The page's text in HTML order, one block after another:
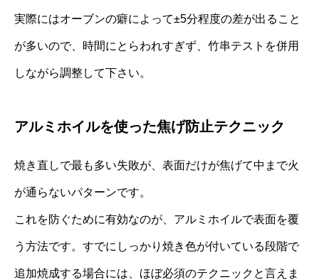
実際にはオーブンの癖によって±5分程度の差が出ること
が多いので、時間にとらわれすぎず、竹串テストを併用
しながら調整して下さい。
アルミホイルを使った焦げ防止テクニック
焼き直しで最も多い失敗が、表面だけが焦げて中まで火
が通らないパターンです。
これを防ぐために有効なのが、アルミホイルで表面を覆
う方法です。すでにしっかり焼き色が付いている段階で
追加焼成する場合には、ほぼ必須のテクニックと言えま